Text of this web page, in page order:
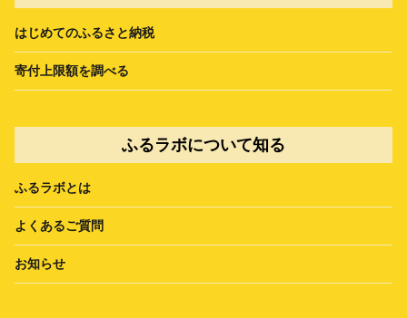
はじめてのふるさと納税
寄付上限額を調べる
ふるラボについて知る
ふるラボとは
よくあるご質問
お知らせ